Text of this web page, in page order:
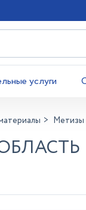
услуги
Метизы